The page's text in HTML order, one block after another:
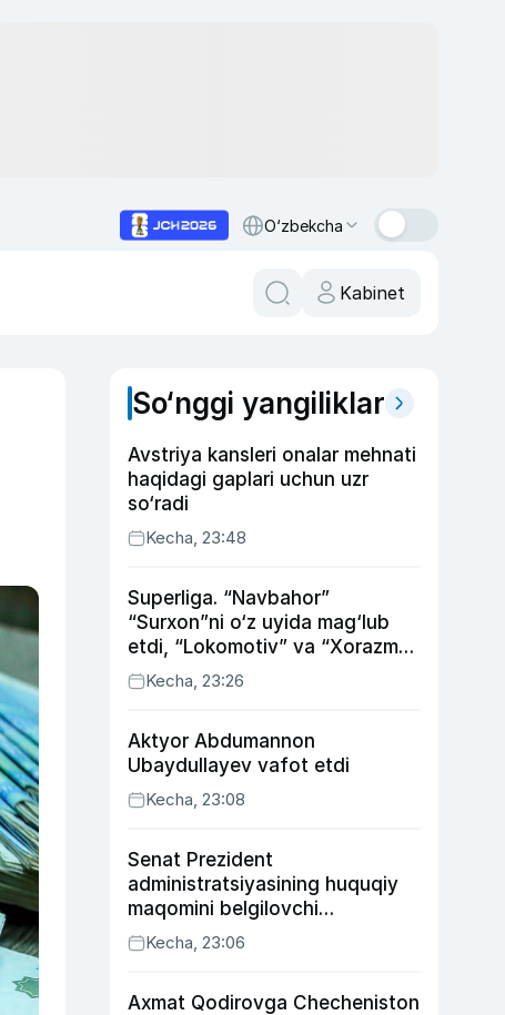
O‘zbekcha
Kabinet
So‘nggi yangiliklar
Avstriya kansleri onalar mehnati
haqidagi gaplari uchun uzr
so‘radi
Kecha, 23:48
Superliga. “Navbahor”
“Surxon”ni o‘z uyida mag‘lub
etdi, “Lokomotiv” va “Xorazm”
uyda g‘alaba qozondi
Kecha, 23:26
Aktyor Abdu­mannon
Ubaydullayev vafot etdi
Kecha, 23:08
Senat Prezident
administratsiyasining huquqiy
maqomini belgilovchi
konstitutsiyaviy qonunni
ma’qulladi
Kecha, 23:06
Axmat Qodirovga Checheniston